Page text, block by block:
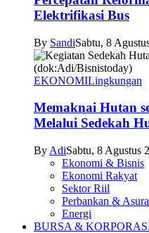
Elektrifikasi Bus
By SandiSabtu, 8
EKONOMILingkungan
Memaknai Hutan
Melalui Sedekah
By AdiSabtu, 8 Agustus
Ekonomi & Bisnis
Ekonomi Rakyat
Sektor Riil
Perbankan &
Energi
BURSA &